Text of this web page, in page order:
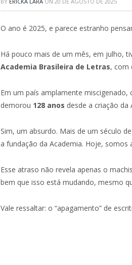
O ano é 2025, e parece estranho
Há pouco mais de um mês, em julho,
Academia Brasileira de Letras, com
Em um país amplamente
demorou 128 anos desde a criação da
Sim, um absurdo. Mais de um século
a fundação da Academia. Hoje, somos
Esse atraso não revela apenas o
bem que isso está mudando, mesmo
Vale ressaltar: o “apagamento” de